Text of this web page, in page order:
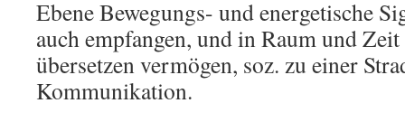
Ebene Bewegungs- und energetische
auch empfangen, und in Raum und
übersetzen vermögen, soz. zu einer
Kommunikation.